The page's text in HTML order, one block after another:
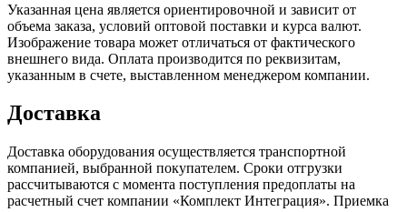
Указанная цена является ориентировочной и зависит от
объема заказа, условий оптовой поставки и курса валют.
Изображение товара может отличаться от фактического
внешнего вида. Оплата производится по реквизитам,
указанным в счете, выставленном менеджером компании.
Доставка
Доставка оборудования осуществляется транспортной
компанией, выбранной покупателем. Сроки отгрузки
рассчитываются с момента поступления предоплаты на
расчетный счет компании «Комплект Интеграция». Приемка